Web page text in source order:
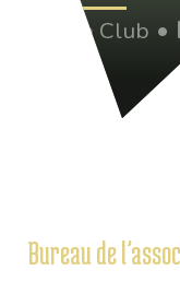
Le Club •
Bureau de